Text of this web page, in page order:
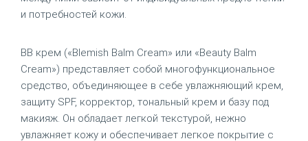
и потребностей кожи.
BB крем («Blemish Balm Cream» или «Beauty Balm
Cream») представляет собой многофункциональное
средство, объединяющее в себе увлажняющий крем,
защиту SPF, корректор, тональный крем и базу под
макияж. Он обладает легкой текстурой, нежно
увлажняет кожу и обеспечивает легкое покрытие с